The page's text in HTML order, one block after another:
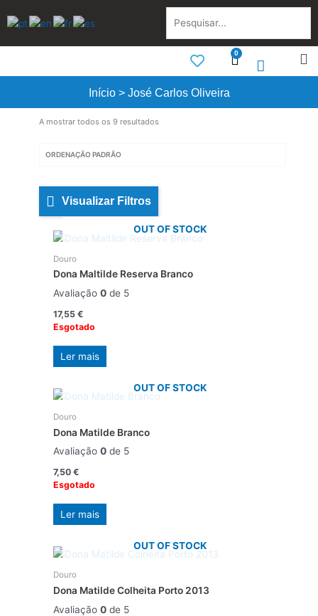
0
Cart
Início> José Carlos Oliveira
A mostrar todos os 9 resultados
Visualizar Filtros
OUT OF STOCK
Douro
Dona Maltilde Reserva Branco
Avaliação 0de 5
17,55 €
Esgotado
Ler mais
OUT OF STOCK
Douro
Dona Matilde Branco
Avaliação 0de 5
7,50 €
Esgotado
Ler mais
OUT OF STOCK
Douro
Dona Matilde Colheita Porto 2013
Avaliação 0de 5